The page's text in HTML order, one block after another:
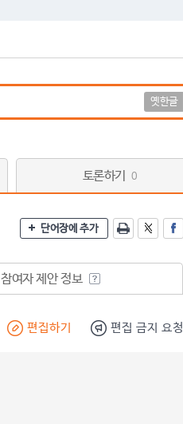
옛한글
토론하기 0
단어장에 추가
참여자 제안 정보
편집하기 편집 금지 요청